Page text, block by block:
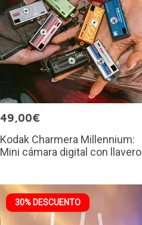
49,00€
Kodak Charmera Millennium:
Mini cámara digital con llavero
30% DESCUENTO